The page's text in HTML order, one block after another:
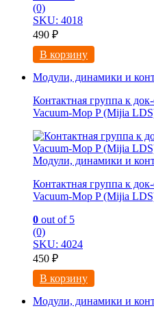
(0)
SKU: 4018
490 ₽
В корзину
Модули, динамики и
Контактная группа к
Vacuum-Mop P (Mijia
Модули, динамики и
Контактная группа к
Vacuum-Mop P (Mijia
0 out of 5
(0)
SKU: 4024
450 ₽
В корзину
Модули, динамики и